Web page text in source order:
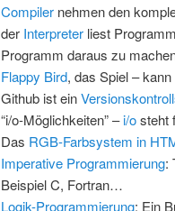
Compilernehmen den
der Interpreter liest
Programm daraus zu
Flappy Bird, das Spiel –
Github ist ein
“i/o-Möglichkeiten” –i/osteht
Das RGB-Farbsystem in
Imperative Programmierung:
Beispiel C, Fortran…
Logik-Programmierung: Ein